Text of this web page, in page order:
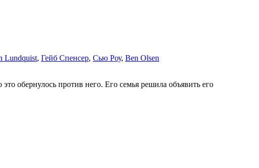
Lundquist, Гейб Спенсер, Сью Роу, Ben Olsen
обернулось против него. Его семья решила объявить его